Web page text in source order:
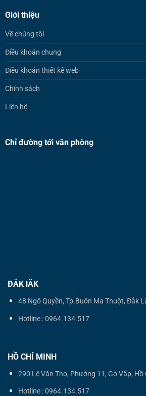
Giới thiệu
Về chúng tôi
Điều khoản chung
Điều khoản thiết kế web
Chính sách
Liên hệ
Chỉ đường tới văn phòng
ĐẮK lẮK
48 Ngô Quyền, Tp.Buôn Ma Thuột, Đắk
Hotline : 0964.134.517
HỒ CHÍ MINH
290 Lê Văn Thọ, Phường 11, Gò Vấp, Hồ
Hotline : 0964.134.517